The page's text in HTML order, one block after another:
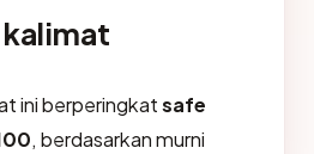
kalimat
ini berperingkatsafe
, berdasarkan murni